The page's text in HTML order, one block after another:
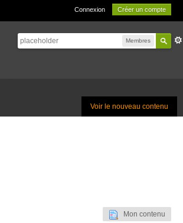
Connexion Créer un compte
Membres
Voir le nouveau contenu
Mon contenu